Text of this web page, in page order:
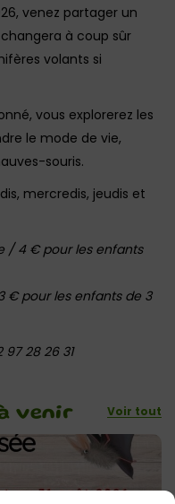
venez partager un
à coup sûr
volants si
vous explorerez les
le mode de vie,
souris.
mercredis, jeudis et
/ 4 € pour les enfants
€ pour les enfants de 3
28 26 31
venir Voir tout